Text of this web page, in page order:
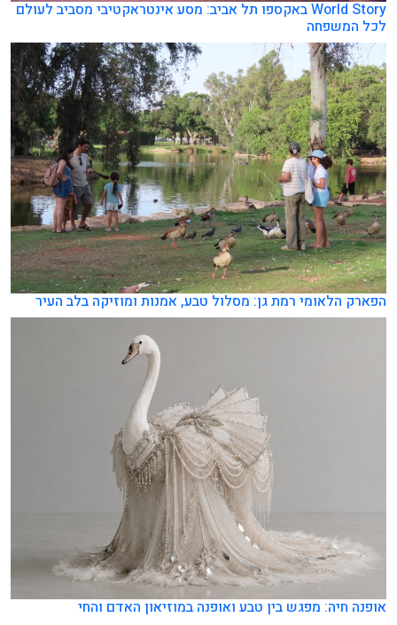
World Story באקספו תל אביב: מסע אינטראקטיבי מסביב לעולם
לכל המשפחה
הפארק הלאומי רמת גן: מסלול טבע, אמנות ומוזיקה בלב העיר
אופנה חיה: מפגש בין טבע ואופנה במוזיאון האדם והחי